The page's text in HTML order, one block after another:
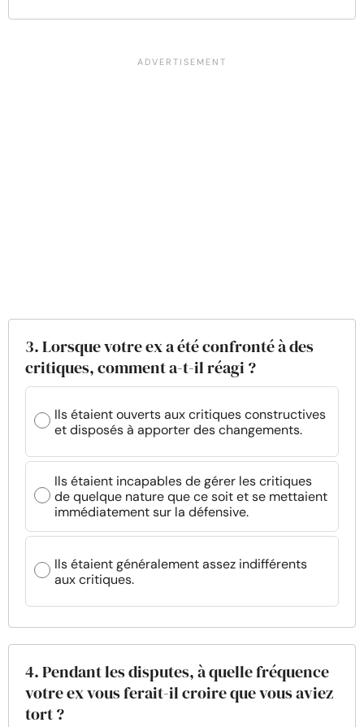
3. Lorsque votre ex a été confronté à des
critiques, comment a-t-il réagi ?
Ils étaient ouverts aux critiques constructives
et disposés à apporter des changements.
Ils étaient incapables de gérer les critiques
de quelque nature que ce soit et se mettaient
immédiatement sur la défensive.
Ils étaient généralement assez indifférents
aux critiques.
4. Pendant les disputes, à quelle fréquence
votre ex vous ferait-il croire que vous aviez
tort ?